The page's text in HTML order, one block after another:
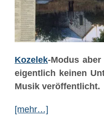
Kozelek-Modus
eigentlich keinen
Musik veröffentlicht.
[mehr…]